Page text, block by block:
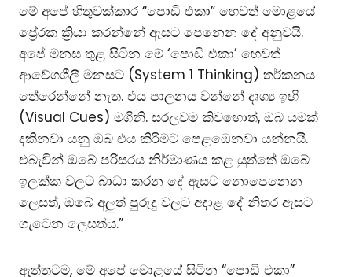
මේ අපේ හිතුවක්කාර “පොඩි එකා” හෙවත් මොළයේ
ප්‍රේරක ක්‍රියා කරන්නේ ඇසට පෙනෙන දේ අනුවයි.
අපේ මනස තුළ සිටින මේ ‘පොඩි එකා’ හෙවත්
ආවේගශීලී මනසට (System 1 Thinking) තර්කනය
තේරෙන්නේ නැත. එය පාලනය වන්නේ දෘශ්‍ය ඉඟි
(Visual Cues) මගිනි. සරලවම කිවහොත්, ඔබ යමක්
දකිනවා යනු ඔබ එය කිරීමට පෙළඹෙනවා යන්නයි.
එබැවින් ඔබේ පරිසරය නිර්මාණය කළ යුත්තේ ඔබේ
ඉලක්ක වලට බාධා කරන දේ ඇසට නොපෙනෙන
ලෙසත්, ඔබේ අලුත් පුරුදු වලට අදාළ දේ නිතර ඇසට
ගැටෙන ලෙසත්ය.”
ඇත්තටම, මේ අපේ මොළයේ සිටින “පොඩි එකා”